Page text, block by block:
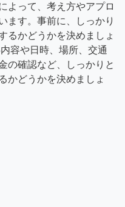
よって、考え方やアプロ
ます。事前に、しっかり
るかどうかを決めましょ
容や日時、場所、交通
の確認など、しっかりと
かどうかを決めましょ